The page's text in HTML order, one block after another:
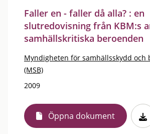
Faller en - faller då alla? : en
slutredovisning från KBM:s
samhällskritiska beroenden
Myndigheten för samhällsskydd och
(MSB)
2009
Öppna dokument